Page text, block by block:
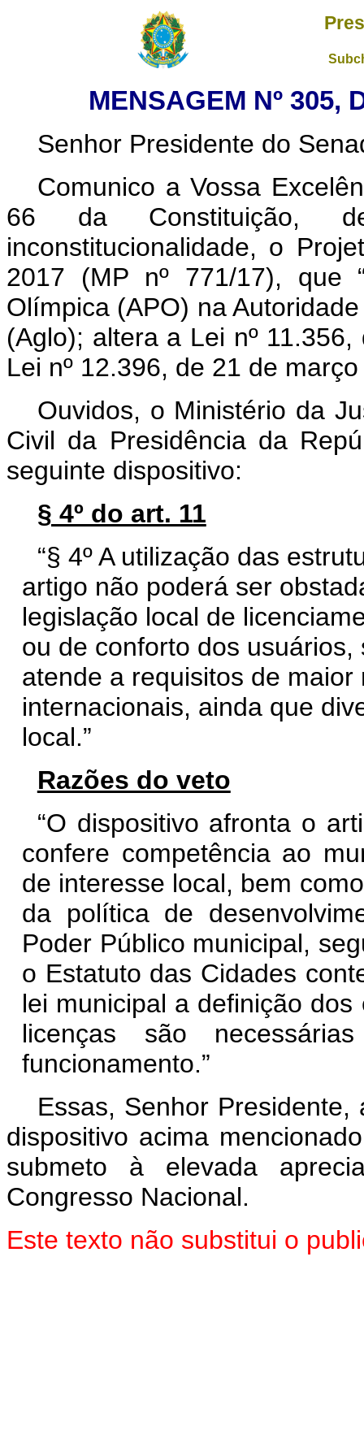
MENSAGEM Nº 305,
Senhor Presidente do
Comunico a Vossa
66 da Constituição,
inconstitucionalidade, o
2017 (MP nº 771/17), que
Olímpica (APO) na
(Aglo); altera a Lei nº
Lei nº 12.396, de 21 de
Ouvidos, o Ministério da
Civil da Presidência da
seguinte dispositivo:
§ 4º do art. 11
“§ 4º A utilização das
artigo não poderá ser
legislação local de
ou de conforto dos
atende a requisitos de
internacionais, ainda que
local.”
Razões do veto
“O dispositivo afronta o
confere competência ao
de interesse local, bem
da política de
Poder Público municipal,
o Estatuto das Cidades
lei municipal a definição
licenças são
funcionamento.”
Essas, Senhor
dispositivo acima
submeto à elevada
Congresso Nacional.
Este texto não substitui o